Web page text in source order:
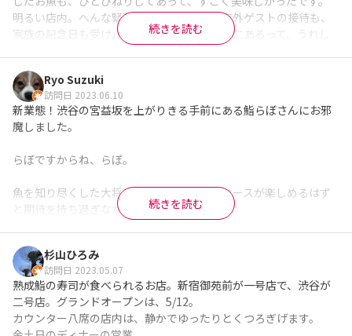
明るい店内。へんな緊張感なし。デートも海外ゲストの接待も、
家族の記念日も受け止めてくれるお店が渋谷にあるって、うれし
ます。
※Googleに投稿された口コミです
続きを読む
Ryo Suzuki
訪問日 2023.06.10
新業態！渋谷の宮益坂を上がりきる手前にある鮨らぼさんにお邪
魔しました。
らぼですからね、らぼ。
魚を知り尽くした大将による洗練された鮨コースが楽しめるはず
と期待を持ち過ぎながら伺いました。
期待値上がった状態で行く店は大抵、感動も薄く終わってしまう
のですが、さすが鮨らぼさん、らぼだけあって期待値の上をいく
感動まで研究されてました。
冷製茶碗蒸し
沖ボラ　脂ノリノリ
続きを読む
杉山ひろみ
訪問日 2023.05.07
熟成鮨の寿司が食べられるお店。新宿御苑前が一号店で、渋谷が
二号店。グランドオープンは、5/12。
カウンター八席の店内は、静かでゆったりとくつろぎげます。